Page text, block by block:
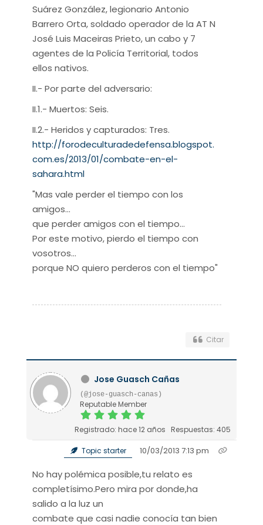
Suárez González, legionario Antonio
Barrero Orta, soldado operador de la AT N
José Luis Maceiras Prieto, un cabo y 7
agentes de la Policía Territorial, todos
ellos nativos.
II.- Por parte del adversario:
II.1.- Muertos: Seis.
II.2.- Heridos y capturados: Tres.
http://forodeculturadedefensa.blogspot.
com.es/2013/01/combate-en-el-
sahara.html
"Mas vale perder el tiempo con los
amigos...
que perder amigos con el tiempo...
Por este motivo, pierdo el tiempo con
vosotros...
porque NO quiero perderos con el tiempo"
Citar
Jose Guasch Cañas
(@jose-guasch-canas)
Reputable Member
Registrado: hace 12 años Respuestas: 405
Topic starter 10/03/2013 7:13 pm
No hay polémica posible,tu relato es
completísimo.Pero mira por donde,ha
salido a la luz un
combate que casi nadie conocía tan bien